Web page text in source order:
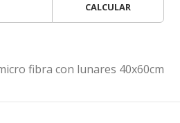
CALCULAR
fibra con lunares 40x60cm